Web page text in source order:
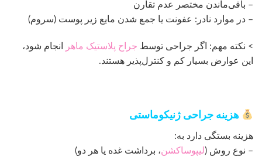
– باقی‌ماندن مختصر عدم تقارن
– در موارد نادر: عفونت یا جمع شدن مایع زیر پوست (سروم)
> نکته مهم: اگر جراحی توسط جراح پلاستیک ماهر
انجام شود،
این عوارض بسیار کم و کنترل‌پذیر هستند.
هزینه جراحی ژنیکوماستی
هزینه بستگی دارد به:
– نوع روش (لیپوساکشن، برداشت غده یا هر دو)